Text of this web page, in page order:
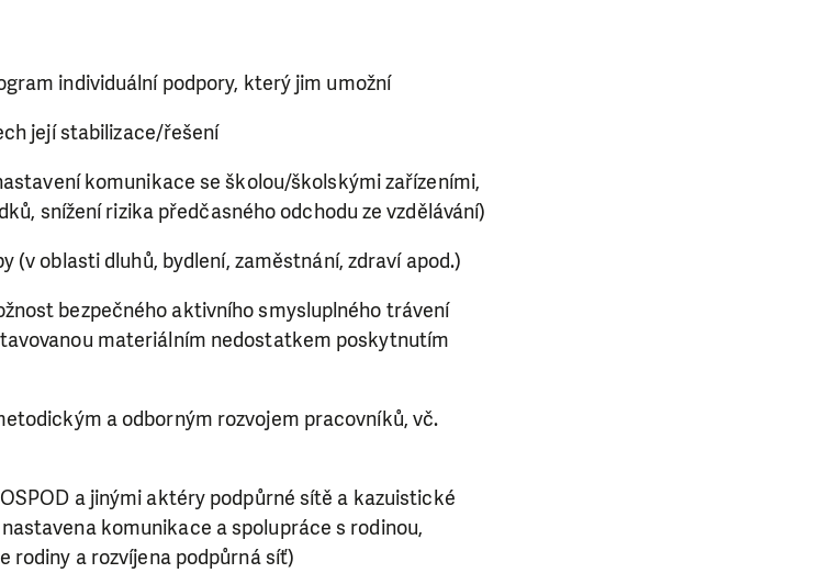
individuální podpory, který jim umožní
její stabilizace/řešení
komunikace se školou/školskými zařízeními,
snížení rizika předčasného odchodu ze vzdělávání)
(v oblasti dluhů, bydlení, zaměstnání, zdraví apod.)
bezpečného aktivního smysluplného trávení
materiálním nedostatkem poskytnutím
a odborným rozvojem pracovníků, vč.
a jinými aktéry podpůrné sítě a kazuistické
komunikace a spolupráce s rodinou,
rodiny a rozvíjena podpůrná síť)